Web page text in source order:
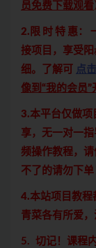
员免费下载观看
2.限 时 特 惠：
接项目，享受
细。了解可
点
像到“我的会员”
3.本平台仅做项
享，无一对一
频操作教程，
不了的请勿下单
4.本站项目教程
青菜各有所爱，
5. 切记！课程